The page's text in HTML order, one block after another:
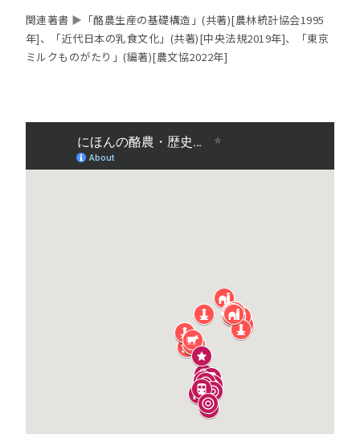
関連著書 ▶ 「酪農生産の基礎構造」(共著)[農林統計協会1995
年]、「近代日本の乳食文化」(共著)[中央法規2019年]、「東京
ミルクものがたり」(編著)[農文協2022年]